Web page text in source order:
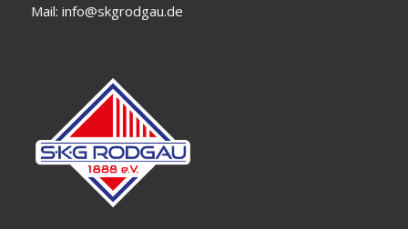
Mail: info@skgrodgau.de